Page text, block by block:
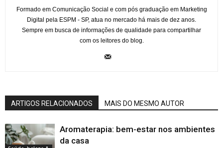
Formado em Comunicação Social e com pós graduação em Marketing
Digital pela ESPM - SP, atua no mercado há mais de dez anos.
Sempre em busca de informações de qualidade para compartilhar
com os leitores do blog.
ARTIGOS RELACIONADOS MAIS DO MESMO AUTOR
Aromaterapia: bem-estar nos ambientes
da casa